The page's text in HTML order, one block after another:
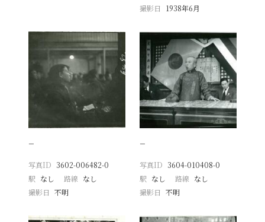
撮影日
1938年6月
−
写真ID 3602-006482-0
駅 なし 路線 なし
撮影日
不明
−
写真ID 3604-010408-0
駅 なし 路線 なし
撮影日 不明